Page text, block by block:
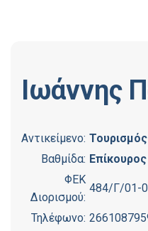
Ιωάννης
Αντικείμενο:
Βαθμίδα:
ΦΕΚ
Διορισμού:
484/Γ/01-
Τηλέφωνο: